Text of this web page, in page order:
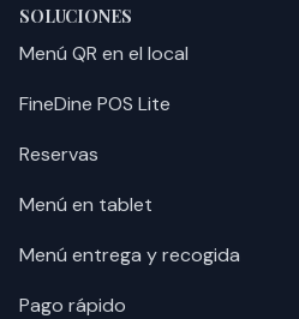
SOLUCIONES
Menú QR en el local
FineDine POS Lite
Reservas
Menú en tablet
Menú entrega y recogida
Pago rápido